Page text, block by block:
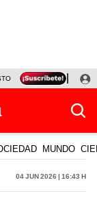
TINKA RESULTADOS
MUNDO
04 Jun 2026 | 16:43 h